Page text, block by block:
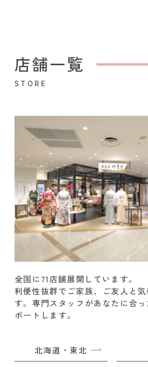
店舗一覧
STORE
全国に71店舗展開しています。
利便性抜群でご家族、ご友人と
す。 専門スタッフがあなたに合
ポートします。
北海道・東北